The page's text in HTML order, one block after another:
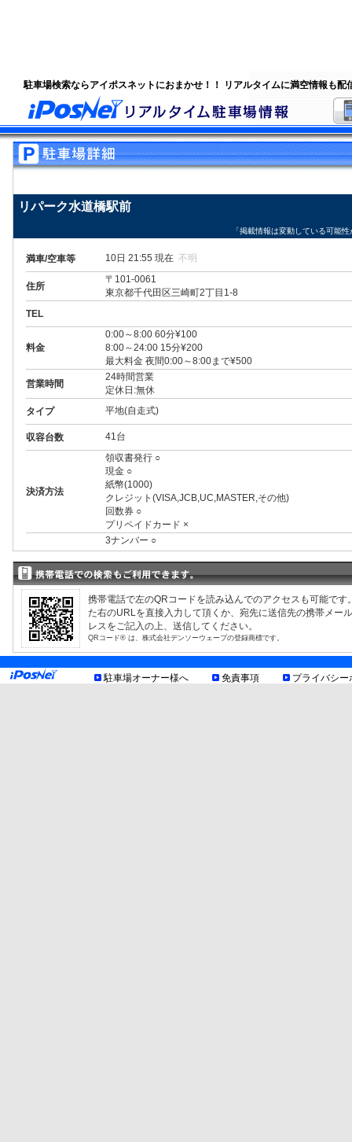
駐車場検索ならアイポスネットにおまかせ！！ リアルタイムに満空情報も配
リパーク水道橋駅前
「掲載情報は変動している可能
満車/空車等 10日 21:55 現在不明
住所
〒101-0061
東京都千代田区三崎町2丁目1-8
TEL
料金
0:00～8:00 60分¥100
8:00～24:00 15分¥200
最大料金 夜間0:00～8:00まで¥500
営業時間
24時間営業
定休日:無休
タイプ
平地(自走式)
収容台数 41台
決済方法
領収書発行 ○
現金 ○
紙幣(1000)
クレジット(VISA,JCB,UC,MASTER,その他)
回数券 ○
プリペイドカード ×
制限事項
3ナンバー ○
RV ○
1BOX ○
外車 ○
幅 1.90m まで
長 5.00m まで
重量 2.00t まで
ゲート式駐車場高さ制限あり
携帯電話で左のQRコードを読み込んでのアクセスも可能です
た右のURLを直接入力して頂くか、宛先に送信先の携帯メー
レスをご記入の上、送信してください。
QRコード® は、株式会社デンソーウェーブの登録商標です。
駐車場オーナー様へ 免責事項 プライバシー